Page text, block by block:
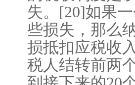
失。 [20]如果
些损失，那么
损抵扣应税收
税人结转前两